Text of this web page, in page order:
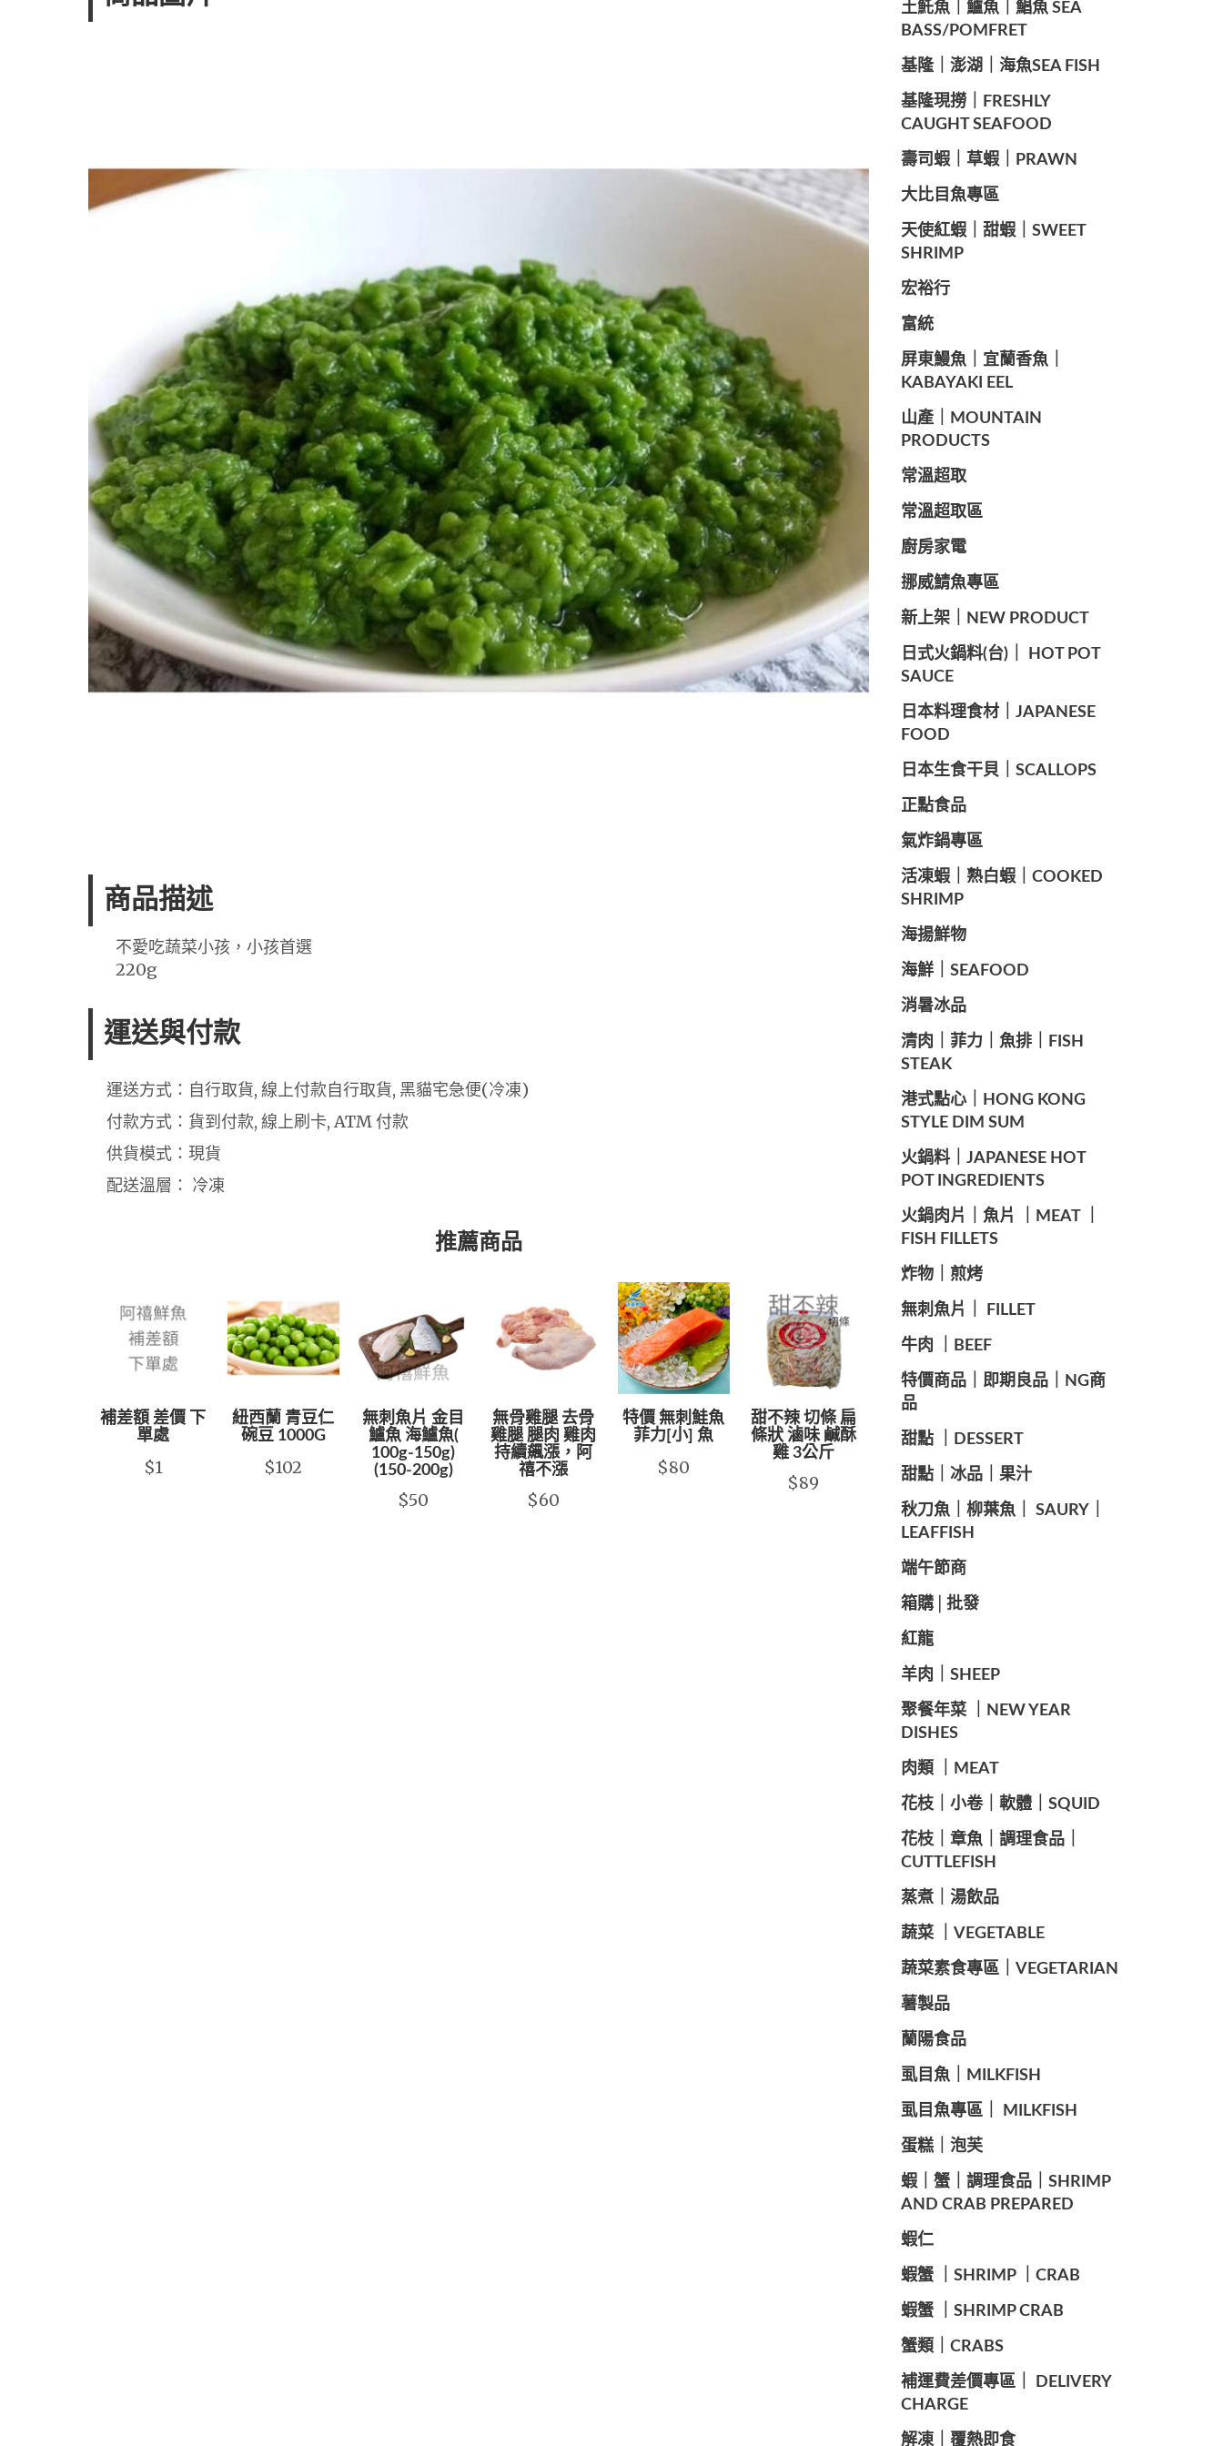
商品描述
不愛吃蔬菜小孩，小孩首選
220g
運送與付款
運送方式：自行取貨, 線上付款自行取貨, 黑貓宅急便(冷凍)
付款方式：貨到付款, 線上刷卡, ATM 付款
供貨模式：現貨
配送溫層： 冷凍
推薦商品
補差額 差價 下
單處
$1
紐西蘭 青豆仁
碗豆 1000G
$102
無刺魚片 金目
鱸魚 海鱸魚(
100g-150g)
(150-200g)
$50
無骨雞腿 去骨
雞腿 腿肉 雞肉
持續飆漲，阿
禧不漲
$60
特價 無刺鮭魚
菲力[小] 魚
$80
甜不辣 切條 扁
條狀 滷味 鹹酥
雞 3公斤
$89
️土魠魚｜鱸魚｜鯧魚 SEA ​​
BASS/POMFRET
️基隆｜澎湖｜海魚SEA ​​FISH
️基隆現撈｜FRESHLY
CAUGHT SEAFOOD
️壽司蝦｜草蝦｜PRAWN
️大比目魚專區
️天使紅蝦｜甜蝦｜SWEET
SHRIMP
宏裕行
富統
️屏東鰻魚｜宜蘭香魚｜
KABAYAKI EEL
山產｜MOUNTAIN
PRODUCTS
常溫超取
常溫超取區
廚房家電
️挪威鯖魚專區
️新上架｜NEW PRODUCT
️日式火鍋料(台)｜ HOT POT
SAUCE
️日本料理食材｜JAPANESE
FOOD
日本生食干貝｜SCALLOPS
正點食品
️氣炸鍋專區
️活凍蝦｜熟白蝦｜COOKED
SHRIMP
海揚鮮物
海鮮｜SEAFOOD
️消暑冰品
️清肉｜菲力｜魚排｜FISH
STEAK
️港式點心｜HONG KONG
STYLE DIM SUM
️火鍋料｜JAPANESE HOT
POT INGREDIENTS
️火鍋肉片｜魚片 ｜MEAT ｜
FISH FILLETS
️炸物｜煎烤
️無刺魚片｜ FILLET
牛肉 ｜BEEF
️特價商品｜即期良品｜NG商
品
甜點 ｜DESSERT
️甜點｜冰品｜果汁
️秋刀魚｜柳葉魚｜ SAURY｜
LEAFFISH
️端午節商️
️箱購│批發
紅龍
羊肉｜SHEEP
️聚餐年菜 ｜NEW YEAR
DISHES
肉類 ｜MEAT
️花枝｜小卷｜軟體｜SQUID
花枝｜章魚｜調理食品｜
CUTTLEFISH
️蒸煮｜湯飲品
蔬菜 ｜VEGETABLE
蔬菜素食專區｜VEGETARIAN
️薯製品
蘭陽食品
️虱目魚｜MILKFISH
️虱目魚專區｜ MILKFISH
️蛋糕｜泡芙
️蝦｜蟹｜調理食品｜SHRIMP
AND CRAB PREPARED
️蝦仁
️蝦蟹 ｜SHRIMP ｜CRAB
️蝦蟹 ｜SHRIMP CRAB
️蟹類｜CRABS
️補運費差價專區｜ DELIVERY
CHARGE
️解凍｜覆熱即食